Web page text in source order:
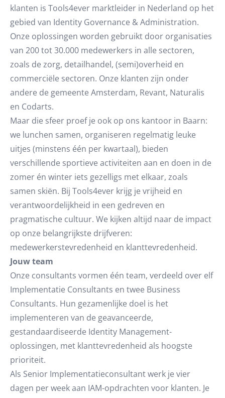
klanten is Tools4ever marktleider in Nederland op het
gebied van Identity Governance & Administration.
Onze oplossingen worden gebruikt door organisaties
van 200 tot 30.000 medewerkers in alle sectoren,
zoals de zorg, detailhandel, (semi)overheid en
commerciële sectoren. Onze klanten zijn onder
andere de gemeente Amsterdam, Revant, Naturalis
en Codarts.
Maar die sfeer proef je ook op ons kantoor in Baarn:
we lunchen samen, organiseren regelmatig leuke
uitjes (minstens één per kwartaal), bieden
verschillende sportieve activiteiten aan en doen in de
zomer én winter iets gezelligs met elkaar, zoals
samen skiën. Bij Tools4ever krijg je vrijheid en
verantwoordelijkheid in een gedreven en
pragmatische cultuur. We kijken altijd naar de impact
op onze belangrijkste drijfveren:
medewerkerstevredenheid en klanttevredenheid.
Jouw team
Onze consultants vormen één team, verdeeld over elf
Implementatie Consultants en twee Business
Consultants. Hun gezamenlijke doel is het
implementeren van de geavanceerde,
gestandaardiseerde Identity Management-
oplossingen, met klanttevredenheid als hoogste
prioriteit.
Als Senior Implementatieconsultant werk je vier
dagen per week aan IAM-opdrachten voor klanten. Je